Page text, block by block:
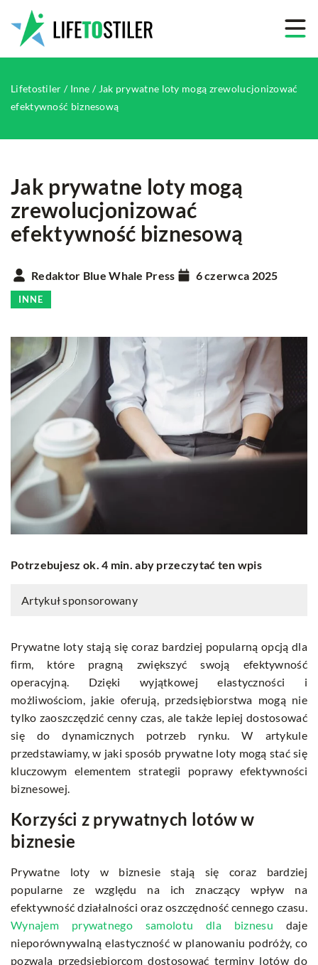
Lifetostiler / Inne / Jak prywatne loty mogą zrewolucjonizować
efektywność biznesową
Jak prywatne loty mogą
zrewolucjonizować
efektywność biznesową
Redaktor Blue Whale Press 6 czerwca 2025
INNE
Potrzebujesz ok. 4 min. aby przeczytać ten wpis
Artykuł sponsorowany
Prywatne loty stają się coraz bardziej popularną opcją dla
firm, które pragną zwiększyć swoją efektywność
operacyjną. Dzięki wyjątkowej elastyczności i
możliwościom, jakie oferują, przedsiębiorstwa mogą nie
tylko zaoszczędzić cenny czas, ale także lepiej dostosować
się do dynamicznych potrzeb rynku. W artykule
przedstawiamy, w jaki sposób prywatne loty mogą stać się
kluczowym elementem strategii poprawy efektywności
biznesowej.
Korzyści z prywatnych lotów w
biznesie
Prywatne loty w biznesie stają się coraz bardziej
popularne ze względu na ich znaczący wpływ na
efektywność działalności oraz oszczędność cennego czasu.
Wynajem prywatnego samolotu dla biznesu daje
nieporównywalną elastyczność w planowaniu podróży, co
pozwala przedsiębiorcom dostosować terminy lotów do